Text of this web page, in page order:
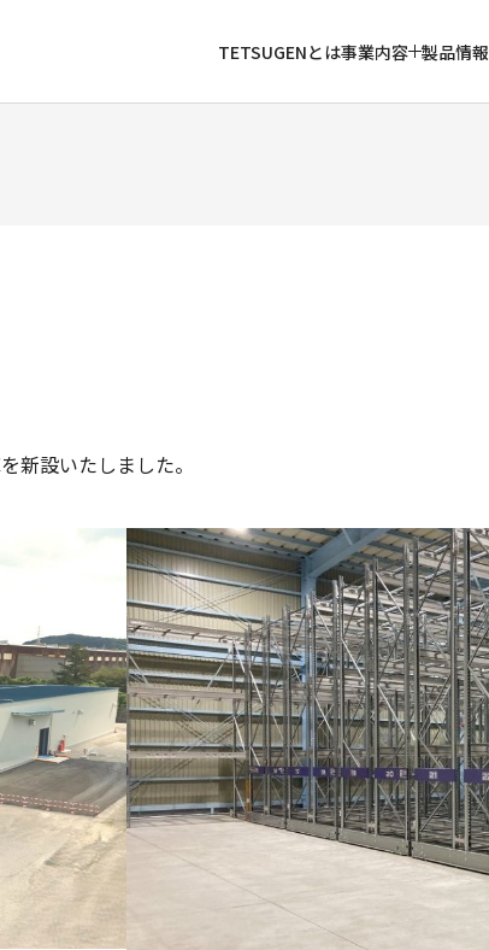
TETSUGENとは事業内容 製品情報
新設いたしました。